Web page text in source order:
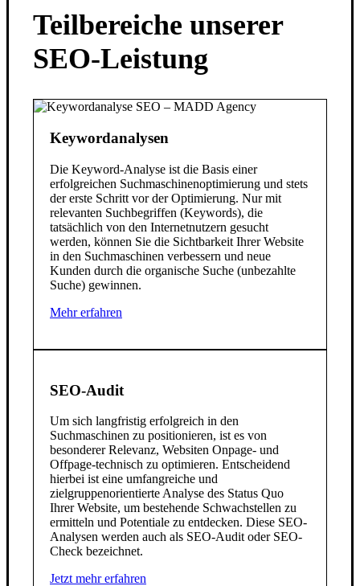
Teilbereiche unserer
SEO-Leistung
Keywordanalysen
Die Keyword-Analyse ist die Basis einer
erfolgreichen Suchmaschinenoptimierung und stets
der erste Schritt vor der Optimierung. Nur mit
relevanten Suchbegriffen (Keywords), die
tatsächlich von den Internetnutzern gesucht
werden, können Sie die Sichtbarkeit Ihrer Website
in den Suchmaschinen verbessern und neue
Kunden durch die organische Suche (unbezahlte
Suche) gewinnen.
Mehr erfahren
SEO-Audit
Um sich langfristig erfolgreich in den
Suchmaschinen zu positionieren, ist es von
besonderer Relevanz, Websiten Onpage- und
Offpage-technisch zu optimieren. Entscheidend
hierbei ist eine umfangreiche und
zielgruppenorientierte Analyse des Status Quo
Ihrer Website, um bestehende Schwachstellen zu
ermitteln und Potentiale zu entdecken. Diese SEO-
Analysen werden auch als SEO-Audit oder SEO-
Check bezeichnet.
Jetzt mehr erfahren